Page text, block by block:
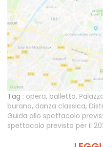
Tag : opera, balletto,
burana, danza classica,
Guida allo spettacolo
spettacolo previsto per il